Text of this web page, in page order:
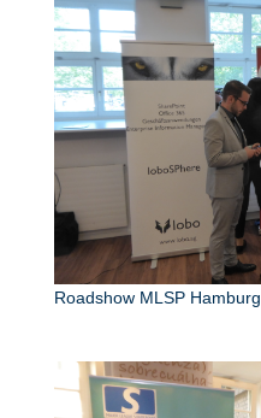
Roadshow MLSP Hamburg